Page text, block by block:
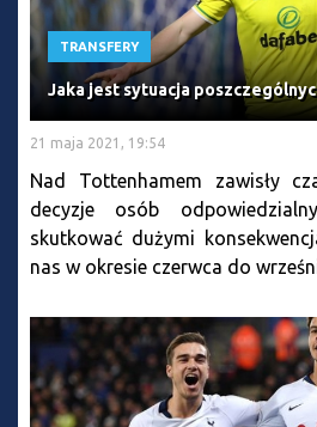
TRANSFERY
Jaka jest sytuacja
21 maja 2021, 19:54
Nad Tottenhamem zawisły
decyzje osób
skutkować dużymi
nas w okresie czerwca do